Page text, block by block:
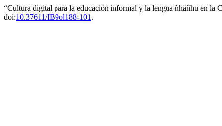
“Cultura digital para la educación informal y la lengua ñhäñhu en la
doi:10.37611/IB9ol188-101 .